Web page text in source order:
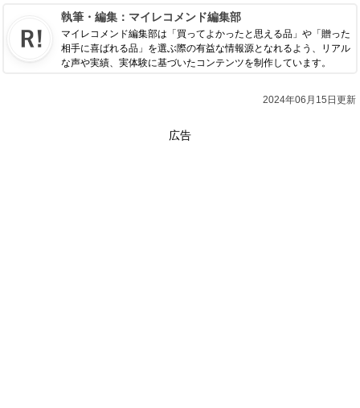
執筆・編集： マイレコメンド編集部
マイレコメンド編集部は「買ってよかったと思える品」や「贈った
相手に喜ばれる品」を選ぶ際の有益な情報源となれるよう、リアル
な声や実績、実体験に基づいたコンテンツを制作しています。
2024年06月15日更新
広告